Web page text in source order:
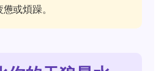
或煩躁。